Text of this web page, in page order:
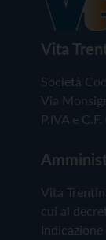
Vita
Società
Via
P.IVA e
Vita
cui al